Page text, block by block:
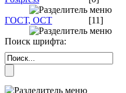
ГОСТ, ОСТ [11]
Поиск шрифта: